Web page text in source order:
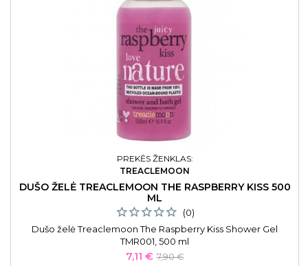
PREKĖS ŽENKLAS:
TREACLEMOON
DUŠO ŽELĖ TREACLEMOON THE RASPBERRY KISS 500
ML
(0)
Dušo želė Treaclemoon The Raspberry Kiss Shower Gel
TMR001, 500 ml
Kaina
7,11 € Bazinė
7,90 €